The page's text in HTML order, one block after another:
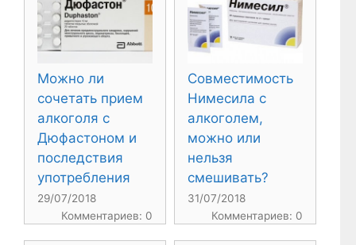
Можно ли
сочетать прием
алкоголя с
Дюфастоном и
последствия
употребления
29/07/2018
Комментариев: 0
Совместимость
Нимесила с
алкоголем,
можно или
нельзя
смешивать?
31/07/2018
Комментариев: 0